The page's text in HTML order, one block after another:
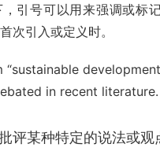
引号可以用来强调或标
次引入或定义时。
“sustainable
in recent literature.
评某种特定的说法或观